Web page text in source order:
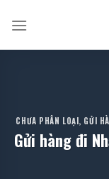
CHƯA PHÂN LOẠI, GỬI
Gửi hàng đi